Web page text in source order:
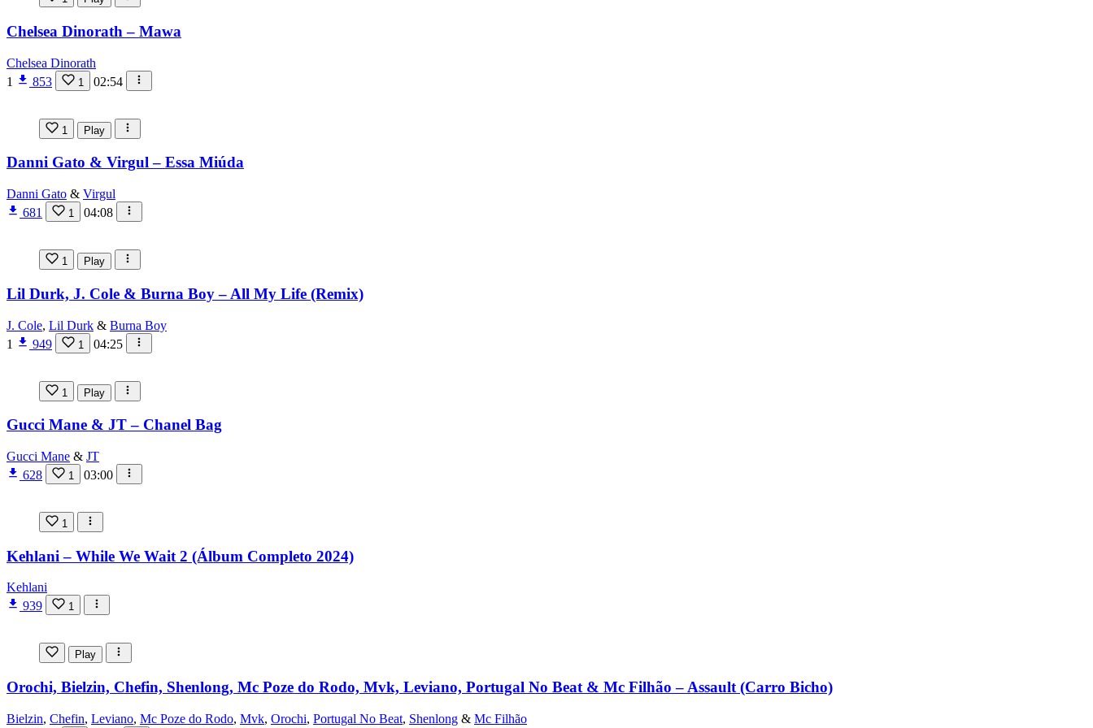
Chelsea Dinorath – Mawa
Chelsea Dinorath
1
853 1 02:54
1 Play
Danni Gato & Virgul – Essa Miúda
Danni Gato & Virgul
681
1 04:08
1 Play
Lil Durk, J. Cole & Burna Boy – All My Life (Remix)
J. Cole, Lil Durk & Burna Boy
1
949 1 04:25
1 Play
Gucci Mane & JT – Chanel Bag
Gucci Mane & JT
628
1 03:00
1
Kehlani – While We Wait 2 (Álbum Completo 2024)
Kehlani
939
1
Play
Orochi, Bielzin, Chefin, Shenlong, Mc Poze do Rodo, Mvk, Leviano, Portugal No Beat & Mc Filhão – Assault (Carro Bicho)
Bielzin, Chefin, Leviano, Mc Poze do Rodo, Mvk, Orochi, Portugal No Beat, Shenlong & Mc Filhão